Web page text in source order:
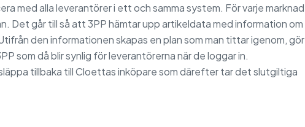
med alla leverantörer i ett och samma system. För varje marknad
Det går till så att 3PP hämtar upp artikeldata med information om
den informationen skapas en plan som man tittar igenom, gör
som då blir synlig för leverantörerna när de loggar in.
tillbaka till Cloettas inköpare som därefter tar det slutgiltiga